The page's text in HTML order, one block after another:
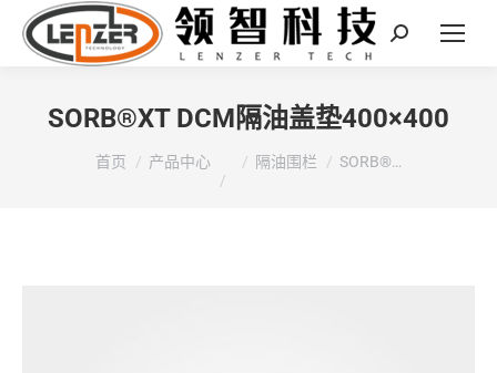
Search:
SORB®XT DCM隔油盖垫400×400
您在这里：
首页 产品中心 隔油围栏 SORB®…